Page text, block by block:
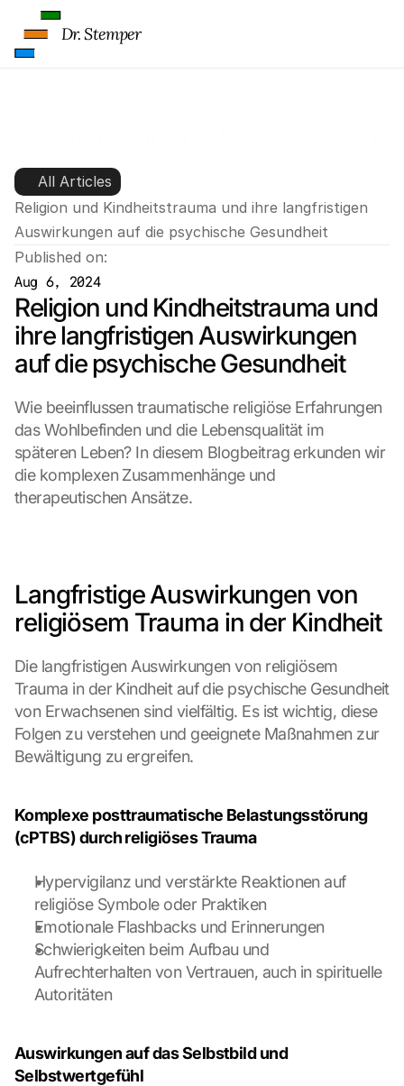
Gesundheit
All Articles
Religion und Kindheitstrauma und ihre langfristigen
Auswirkungen auf die psychische Gesundheit
Published on:
Aug 6, 2024
Religion und Kindheitstrauma und
ihre langfristigen Auswirkungen
auf die psychische Gesundheit
Wie beeinflussen traumatische religiöse Erfahrungen
das Wohlbefinden und die Lebensqualität im
späteren Leben? In diesem Blogbeitrag erkunden wir
die komplexen Zusammenhänge und
therapeutischen Ansätze.
Langfristige Auswirkungen von
religiösem Trauma in der Kindheit
Die langfristigen Auswirkungen von religiösem
Trauma in der Kindheit auf die psychische Gesundheit
von Erwachsenen sind vielfältig. Es ist wichtig, diese
Folgen zu verstehen und geeignete Maßnahmen zur
Bewältigung zu ergreifen.
Komplexe posttraumatische Belastungsstörung
(cPTBS) durch religiöses Trauma
Hypervigilanz und verstärkte Reaktionen auf
religiöse Symbole oder Praktiken
Emotionale Flashbacks und Erinnerungen
Schwierigkeiten beim Aufbau und
Aufrechterhalten von Vertrauen, auch in spirituelle
Autoritäten
Auswirkungen auf das Selbstbild und
Selbstwertgefühl
Dr. Stemper